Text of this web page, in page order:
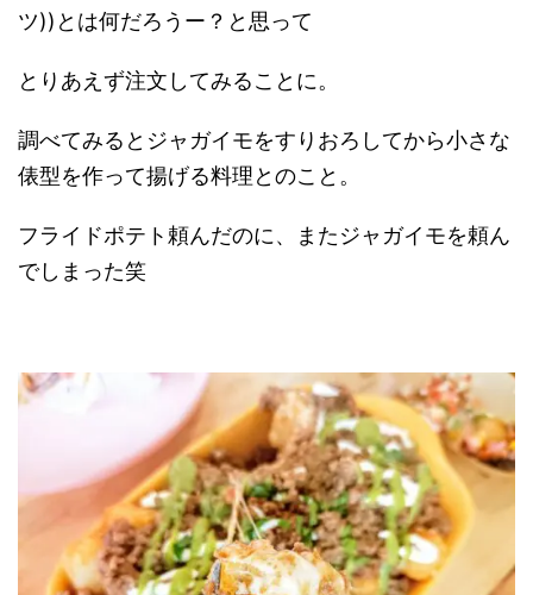
ツ))とは何だろうー？と思って
とりあえず注文してみることに。
調べてみるとジャガイモをすりおろしてから小さな
俵型を作って揚げる料理とのこと。
フライドポテト頼んだのに、またジャガイモを頼ん
でしまった笑